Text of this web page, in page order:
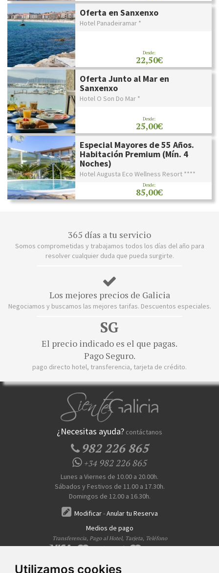
Utilizamos cookies
Oferta en Sanxenxo
Hotel Panadeiramar *
Desde:
22,50€
Oferta Junto al Mar en
Sanxenxo
Hotel O Son Do Mar *
Desde:
25,00€
Especial Mayores de 55 Años.
Habitación Premium (Mín. 4
Noches)
Hotel Augusta Eco Wellness Resort ****
Desde:
85,00€
365 días a tu servicio
Somos comprometidas y trabajamos todos los días del año para
resolver cualquier duda que pueda surgirte.
Los mejores precios de Galicia
Negociamos y buscamos las mejores tarifas. Descuentos especiales.
SG
El precio indicado es el que pagas.
Pago Seguro.
pago directo hotel, transferencia, tarjeta de crédito.
¿Necesitas ayuda? contáctanos
982 226 865
+34982 226 865
Lunes a Viernes de 10.00 a 20.00h.
Sábados y Festivos de 11.00 a 17.30h.
Domingos de 12.00 a 16.30h.
Modificar-Anular tu Reserva
Medios de pago
Transferencia, Pago al Hotel, Tarjeta, Teléfono